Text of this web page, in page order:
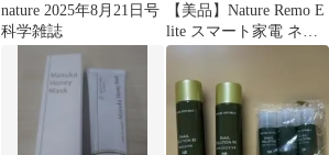
nature 2025年8月21日号
科学雑誌
【美品】Nature Remo E
lite スマート家電 ネイ
チャー